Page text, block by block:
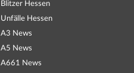
Blitzer Hessen
Unfälle Hessen
A3 News
A5 News
A661 News